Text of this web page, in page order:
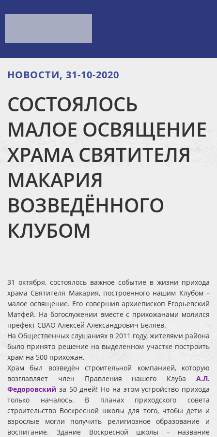
НОВОСТИ, 31-10-2020
СОСТОЯЛОСЬ
МАЛОЕ ОСВЯЩЕНИЕ
ХРАМА СВЯТИТЕЛЯ
МАКАРИЯ
ВОЗВЕДЁННОГО
КЛУБОМ
31 октября, состоялось важное событие в жизни прихода
храма Святителя Макария, построенного нашим Клубом –
малое освящение. Его совершил архиепископ Егорьевский
Матфей. На богослужении вместе с прихожанами молился
префект СВАО Алексей Александрович Беляев.
На Общественных слушаниях в 2011 году, жителями района
было принято решение на выделенном участке построить
храм на 500 прихожан.
Храм был возведён строительной компанией, которую
возглавляет член Правления нашего Клуба А.Л.
Федоровский за 50 дней! Но на этом устройство прихода
только началось. В планах приходского совета
строительство Воскресной школы для того, чтобы дети и
взрослые могли получить религиозное образование и
воспитание. Здание Воскресной школы – название